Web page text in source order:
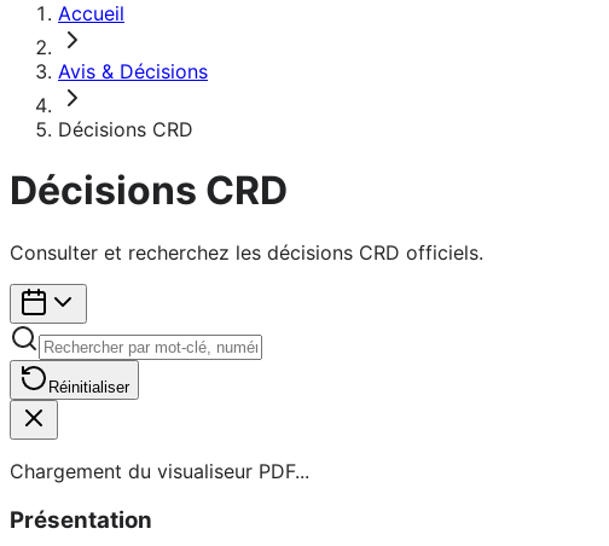
Accueil
Avis & Décisions
Décisions CRD
Décisions CRD
Consulter et recherchez les décisions CRD officiels.
Réinitialiser
Chargement du visualiseur PDF...
Présentation